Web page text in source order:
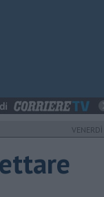
VENERDÌ